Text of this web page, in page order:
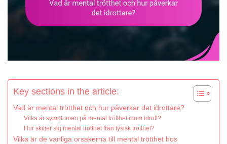
Key sections in the article:
Vad är mental trötthet och hur påverkar det idrottare?
Vilka är symptomen på mental trötthet inom idrott?
Hur skiljer sig mental trötthet från fysisk trötthet?
Vilka är de vanliga orsakerna till mental trötthet hos